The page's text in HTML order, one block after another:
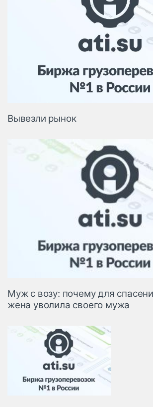
логистике
Дороги,
инфраструктура
Логистика, грузы
Негабаритные и
опасные грузы
Безопасность и
грузовые
терминалы
Коммерческий
транспорт
Спецтехника
Автосервис,
запчасти, шины
Топливо, масла и
автохимия
Вывезли рынок
Муж с возу: почему для
жена уволила своего мужа